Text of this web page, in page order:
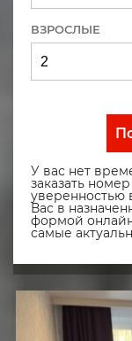
ВЗРОСЛЫЕ
У вас нет
заказать
уверенностью
Вас в
формой
самые